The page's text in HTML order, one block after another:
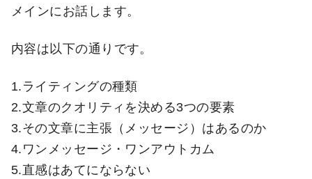
メインにお話します。
内容は以下の通りです。
1.ライティングの種類
2.文章のクオリティを決める3つの要素
3.その文章に主張（メッセージ）はあるのか
4.ワンメッセージ・ワンアウトカム
5.直感はあてにならない